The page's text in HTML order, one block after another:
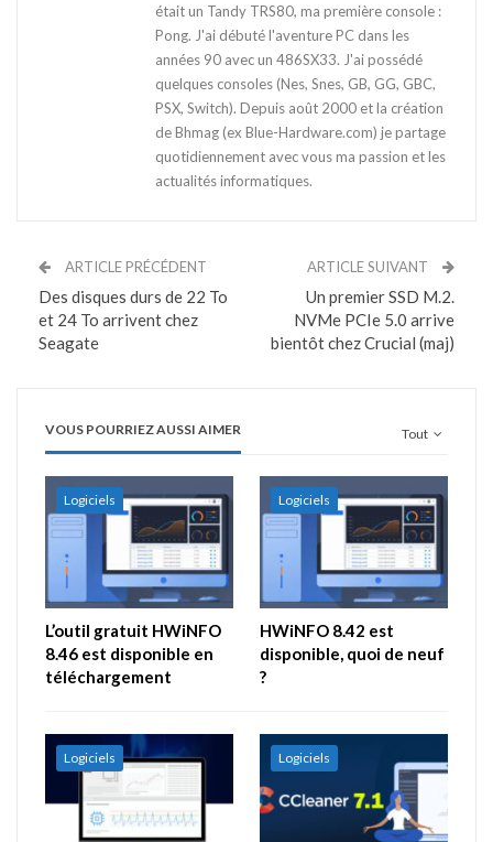
était un Tandy TRS80, ma première console :
Pong. J'ai débuté l'aventure PC dans les
années 90 avec un 486SX33. J'ai possédé
quelques consoles (Nes, Snes, GB, GG, GBC,
PSX, Switch). Depuis août 2000 et la création
de Bhmag (ex Blue-Hardware.com) je partage
quotidiennement avec vous ma passion et les
actualités informatiques.
ARTICLE PRÉCÉDENT
Des disques durs de 22 To
et 24 To arrivent chez
Seagate
ARTICLE SUIVANT
Un premier SSD M.2.
NVMe PCIe 5.0 arrive
bientôt chez Crucial (maj)
Tout
VOUS POURRIEZ AUSSI AIMER
Logiciels
L’outil gratuit HWiNFO
8.46 est disponible en
téléchargement
Logiciels
HWiNFO 8.42 est
disponible, quoi de neuf
?
Logiciels Logiciels